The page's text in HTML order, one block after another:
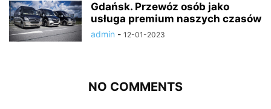
Gdańsk. Przewóz osób jako
usługa premium naszych czasów
admin - 12-01-2023
NO COMMENTS